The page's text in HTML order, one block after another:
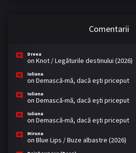
Comentarii
Dreea
on Knot / Legăturile destinului (2026)
Iuliana
on Demască-mă, dacă eşti priceput
Iuliana
on Demască-mă, dacă eşti priceput
Iuliana
on Demască-mă, dacă eşti priceput
Miruna
on Blue Lips / Buze albastre (2026)